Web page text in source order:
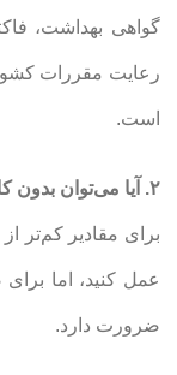
گواهی بهداشت،
رعایت مقررات
است.
۲. آیا می‌توان بدون کارت بازرگانی زعفران صادر کرد؟
عمل کنید، اما
ضرورت دارد.